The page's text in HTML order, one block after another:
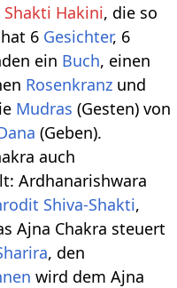
Shakti Hakini, die so
6 Gesichter, 6
ein Buch, einen
Rosenkranz und
Mudras (Gesten) von
(Geben).
auch
Ardhanarishwara
Shiva-Shakti,
Ajna Chakra steuert
, den
wird dem Ajna